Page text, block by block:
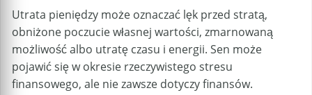
Utrata pieniędzy może oznaczać lęk przed stratą,
obniżone poczucie własnej wartości, zmarnowaną
możliwość albo utratę czasu i energii. Sen może
pojawić się w okresie rzeczywistego stresu
finansowego, ale nie zawsze dotyczy finansów.